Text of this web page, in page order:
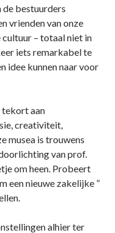
bestuurders
vrienden van onze
– totaal niet in
iets remarkabel te
idee kunnen naar voor
tekort aan
creativiteit,
musea is trouwens
van prof.
om heen. Probeert
een nieuwe zakelijke ”
alhier ter